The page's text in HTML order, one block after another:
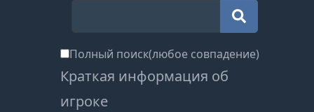
Полный поиск(любое совпадение)
Краткая информация об
игроке